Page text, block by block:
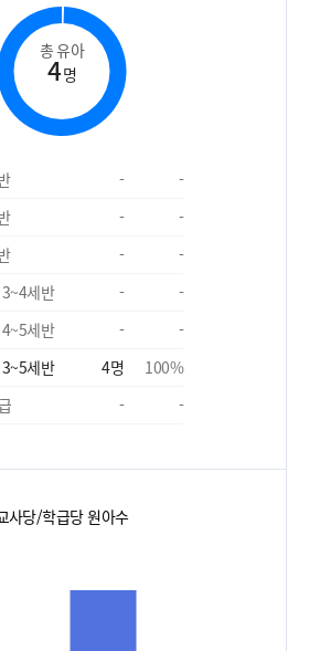
총 유아
4명
-
-
-
-
-
-
세반
-
-
세반
-
-
세반
4명 100%
- -
사당/학급당 원아수